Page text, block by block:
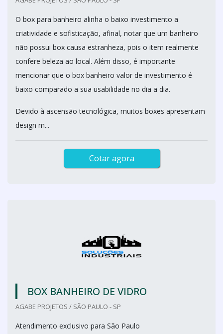
O box para banheiro alinha o baixo investimento a
criatividade e sofisticação, afinal, notar que um banheiro
não possui box causa estranheza, pois o item realmente
confere beleza ao local. Além disso, é importante
mencionar que o box banheiro valor de investimento é
baixo comparado a sua usabilidade no dia a dia.
Devido à ascensão tecnológica, muitos boxes apresentam
design m...
Cotar agora
BOX BANHEIRO DE VIDRO
AGABE PROJETOS / SÃO PAULO - SP
Atendimento exclusivo para São Paulo